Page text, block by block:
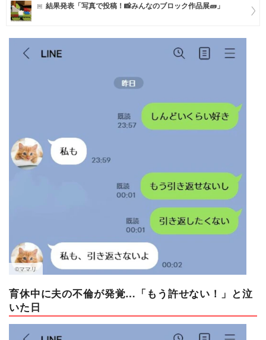
住まい
マネー
結果発表「写真で投稿！📸みんなのブロック作品展🧱」
©ママリ
育休中に夫の不倫が発覚…「もう許せない！」と泣
いた日